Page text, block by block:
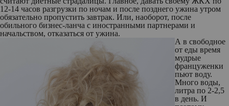
12-14 часов разгрузки по ночам и после позднего ужина утром
обязательно пропустить завтрак. Или, наоборот, после
обильного бизнес-ланча с иностранными партнерами и
начальством, отказаться от ужина.
А в свободное
от еды время
мудрые
француженки
пьют воду.
Много воды,
литра по 2-2,5
в день. И